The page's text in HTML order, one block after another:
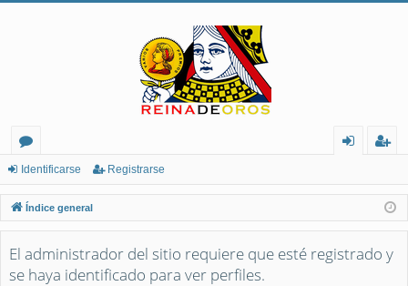
or
os
nt
ifi
ca
ist
ra
rs
Identificarse Registrarse
Índice general
El administrador del sitio requiere que esté registrado y
se haya identificado para ver perfiles.